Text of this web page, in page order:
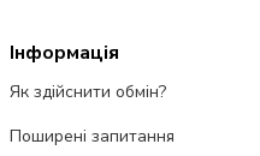
Інформація
Як здійснити обмін?
Поширені запитання